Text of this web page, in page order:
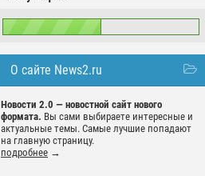
О сайте News2.ru
Новости 2.0 — новостной сайт нового
формата. Вы сами выбираете интересные и
актуальные темы. Самые лучшие попадают
на главную страницу.
подробнее →